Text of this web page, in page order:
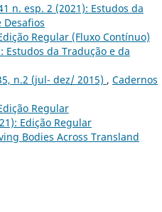
n. esp. 2 (2021): Estudos da
Regular (Fluxo Contínuo)
Estudos da Tradução e da
n.2 (jul- dez/ 2015) , Cadernos
Regular
Edição Regular
Bodies Across Transland